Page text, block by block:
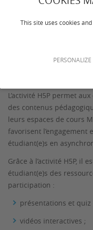
This site uses cookies
PERSONALIZE
interactives et autres
pédagogiques et
L’activité H5P permet
des contenus
leurs espaces de cours
favorisent l’engagement
étudiant(e)s en
Grâce à l’activité H5P, il
étudiant(e)s des
participation :
présentations et quiz
vidéos interactives ;